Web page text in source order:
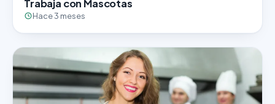
Trabaja con Mascotas
Hace 3 meses